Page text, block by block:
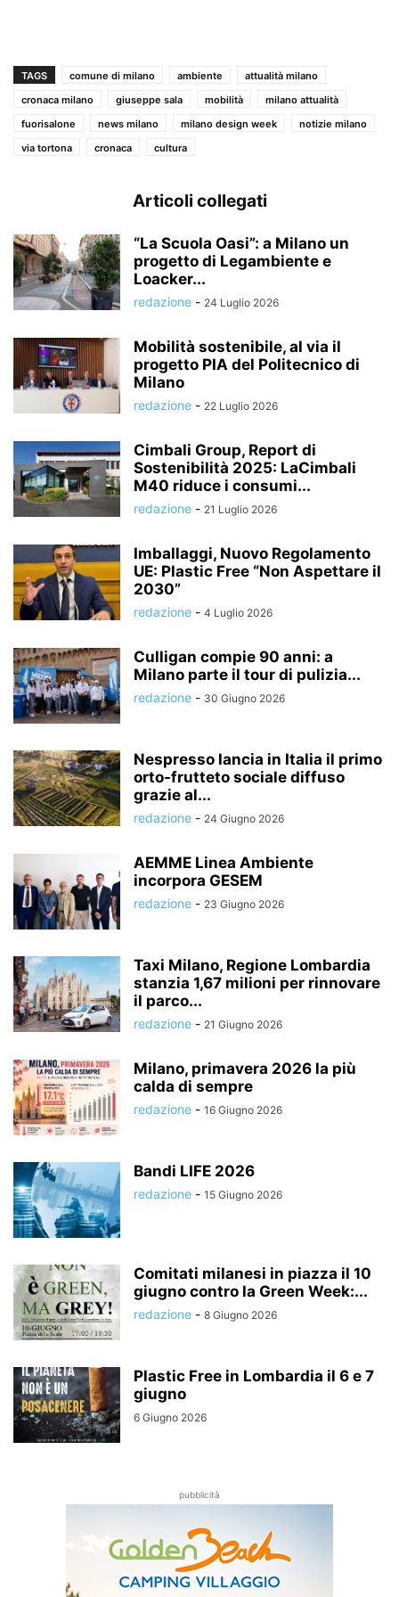
TAGS comune di milano ambiente
attualità milano
cronaca milano
giuseppe sala mobilità
milano attualità
fuorisalone
news milano milano design week
notizie milano
via tortona
cronaca cultura
Articoli collegati
“La Scuola Oasi”: a Milano un
progetto di Legambiente e
Loacker...
redazione - 24 Luglio 2026
Mobilità sostenibile, al via il
progetto PIA del Politecnico di
Milano
redazione - 22 Luglio 2026
Cimbali Group, Report di
Sostenibilità 2025: LaCimbali
M40 riduce i consumi...
redazione - 21 Luglio 2026
Imballaggi, Nuovo Regolamento
UE: Plastic Free “Non Aspettare il
2030”
redazione - 4 Luglio 2026
Culligan compie 90 anni: a
Milano parte il tour di pulizia...
redazione - 30 Giugno 2026
Nespresso lancia in Italia il primo
orto-frutteto sociale diffuso
grazie al...
redazione - 24 Giugno 2026
AEMME Linea Ambiente
incorpora GESEM
redazione - 23 Giugno 2026
Taxi Milano, Regione Lombardia
stanzia 1,67 milioni per rinnovare
il parco...
redazione - 21 Giugno 2026
Milano, primavera 2026 la più
calda di sempre
redazione - 16 Giugno 2026
Bandi LIFE 2026
redazione - 15 Giugno 2026
Comitati milanesi in piazza il 10
giugno contro la Green Week:...
redazione - 8 Giugno 2026
Plastic Free in Lombardia il 6 e 7
giugno
6 Giugno 2026
pubblicità